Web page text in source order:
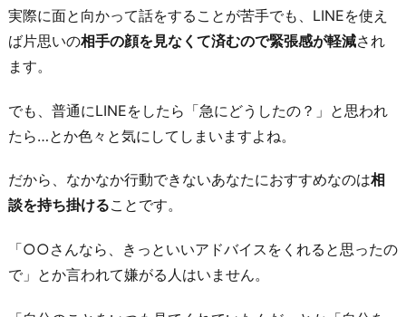
実際に面と向かって話をすることが苦手でも、LINEを使え
ば片思いの相手の顔を見なくて済むので緊張感が軽減され
ます。
でも、普通にLINEをしたら「急にどうしたの？」と思われ
たら…とか色々と気にしてしまいますよね。
だから、なかなか行動できないあなたにおすすめなのは相
談を持ち掛けることです。
「○○さんなら、きっといいアドバイスをくれると思ったの
で」とか言われて嫌がる人はいません。